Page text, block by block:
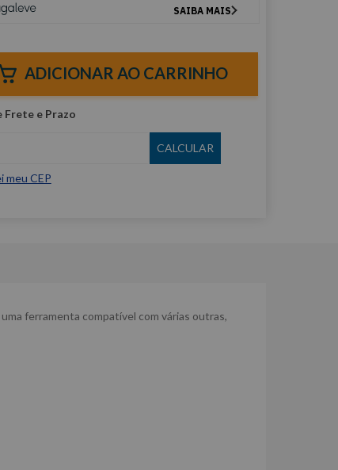
ADICIONAR AO CARRINHO
meu CEP
ferramenta compatível com várias outras,